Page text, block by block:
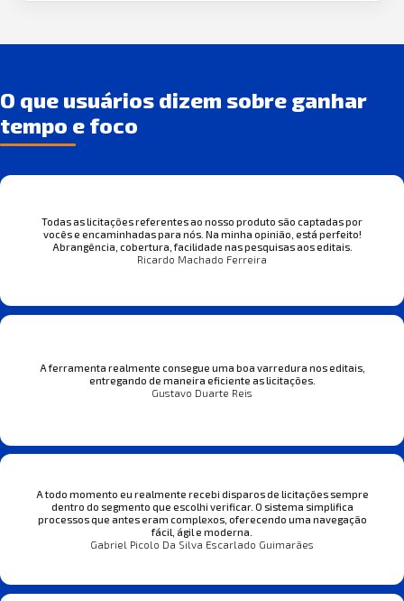
O que usuários dizem sobre ganhar
tempo e foco
Todas as licitações referentes ao nosso produto são captadas por
vocês e encaminhadas para nós. Na minha opinião, está perfeito!
Abrangência, cobertura, facilidade nas pesquisas aos editais.
Ricardo Machado Ferreira
A ferramenta realmente consegue uma boa varredura nos editais,
entregando de maneira eficiente as licitações.
Gustavo Duarte Reis
A todo momento eu realmente recebi disparos de licitações sempre
dentro do segmento que escolhi verificar. O sistema simplifica
processos que antes eram complexos, oferecendo uma navegação
fácil, ágil e moderna.
Gabriel Picolo Da Silva Escarlado Guimarães